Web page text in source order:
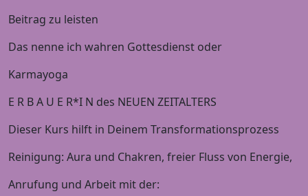
Beitrag zu leisten
Das nenne ich wahren Gottesdienst oder
Karmayoga
E R B A U E R*I N des NEUEN ZEITALTERS
Dieser Kurs hilft in Deinem Transformationsprozess
Reinigung: Aura und Chakren, freier Fluss von Energie,
Anrufung und Arbeit mit der: